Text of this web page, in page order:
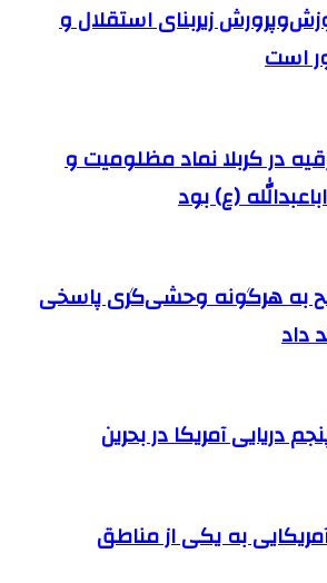
زیربنای استقلال و
است
در کربلا نماد مظلومیت و
(ع) بود
به هرگونه وحشی‌گری پاسخی
داد
دریایی آمریکا در بحرین
به یکی از مناطق